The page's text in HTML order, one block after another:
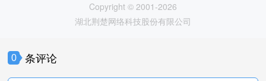
Copyright © 2001-2026
湖北荆楚网络科技股份有限公司
0 条评论